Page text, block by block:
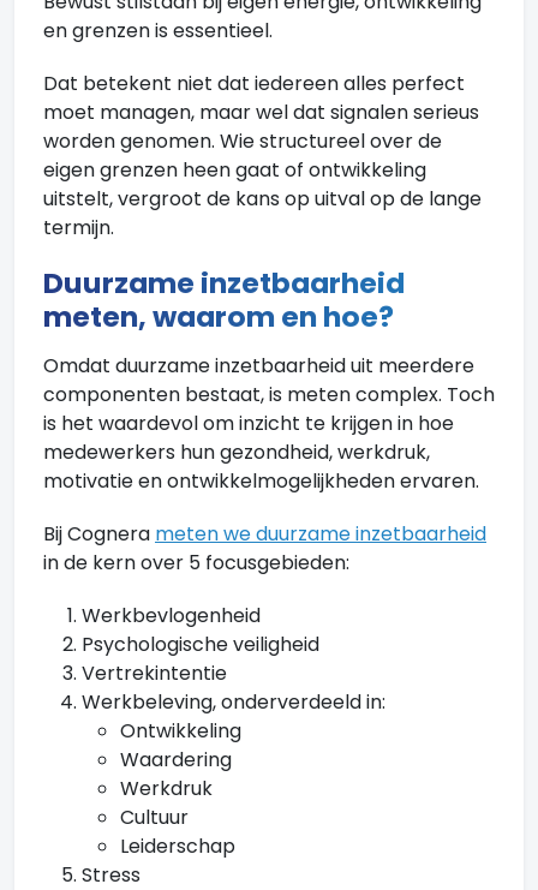
en grenzen is essentieel.
Dat betekent niet dat iedereen alles perfect
moet managen, maar wel dat signalen serieus
worden genomen. Wie structureel over de
eigen grenzen heen gaat of ontwikkeling
uitstelt, vergroot de kans op uitval op de lange
termijn.
Duurzame inzetbaarheid
meten, waarom en hoe?
Omdat duurzame inzetbaarheid uit meerdere
componenten bestaat, is meten complex. Toch
is het waardevol om inzicht te krijgen in hoe
medewerkers hun gezondheid, werkdruk,
motivatie en ontwikkelmogelijkheden ervaren.
Bij Cognera meten we duurzame inzetbaarheid
in de kern over 5 focusgebieden:
Werkbevlogenheid
Psychologische veiligheid
Vertrekintentie
Werkbeleving, onderverdeeld in:
Ontwikkeling
Waardering
Werkdruk
Cultuur
Leiderschap
Stress